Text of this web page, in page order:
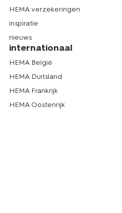
HEMA verzekeringen
inspiratie
nieuws
internationaal
HEMA België
HEMA Duitsland
HEMA Frankrijk
HEMA Oostenrijk